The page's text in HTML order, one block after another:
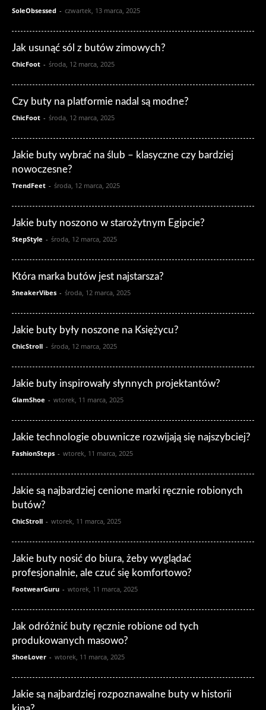
SoleObsessed - czwartek, 13 marca, 2025
Jak usunąć sól z butów zimowych?
ChicFoot - środa, 12 marca, 2025
Czy buty na platformie nadal są modne?
ChicFoot - środa, 12 marca, 2025
Jakie buty wybrać na ślub – klasyczne czy bardziej
nowoczesne?
TrendFeet - środa, 12 marca, 2025
Jakie buty noszono w starożytnym Egipcie?
StepStyle - środa, 12 marca, 2025
Która marka butów jest najstarsza?
SneakerVibes - środa, 12 marca, 2025
Jakie buty były noszone na Księżycu?
ChicStroll - środa, 12 marca, 2025
Jakie buty inspirowały słynnych projektantów?
GlamShoe - wtorek, 11 marca, 2025
Jakie technologie obuwnicze rozwijają się najszybciej?
FashionSteps - wtorek, 11 marca, 2025
Jakie są najbardziej cenione marki ręcznie robionych
butów?
ChicStroll - wtorek, 11 marca, 2025
Jakie buty nosić do biura, żeby wyglądać
profesjonalnie, ale czuć się komfortowo?
FootwearGuru - wtorek, 11 marca, 2025
Jak odróżnić buty ręcznie robione od tych
produkowanych masowo?
ShoeLover - wtorek, 11 marca, 2025
Jakie są najbardziej rozpoznawalne buty w historii